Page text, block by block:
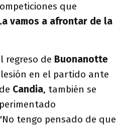
que
vamos a afrontar de la
regreso de Buonanotte
en el partido ante
Candia, también se
tengo pensado de que